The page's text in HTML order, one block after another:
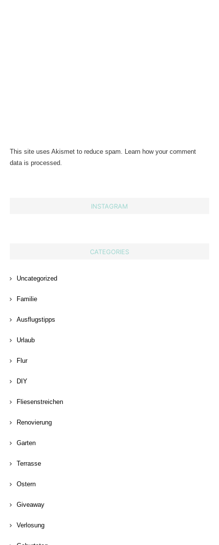
This site uses Akismet to reduce spam. Learn how your comment
data is processed.
INSTAGRAM
CATEGORIES
Uncategorized
Familie
Ausflugstipps
Urlaub
Flur
DIY
Fliesenstreichen
Renovierung
Garten
Terrasse
Ostern
Giveaway
Verlosung